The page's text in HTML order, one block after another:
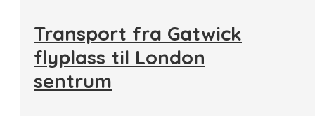
Transport fra Gatwick
flyplass til London
sentrum